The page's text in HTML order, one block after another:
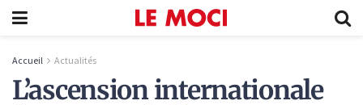
Accueil Actualités
L’ascension internationale